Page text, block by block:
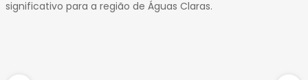
27
significativo para a região de Águas Claras.